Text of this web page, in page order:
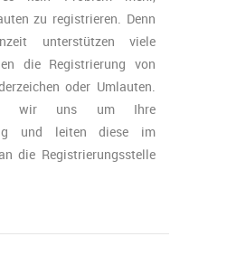
zu registrieren. Denn
unterstützen viele
die Registrierung von
oder Umlauten.
wir uns um Ihre
und leiten diese im
die Registrierungsstelle